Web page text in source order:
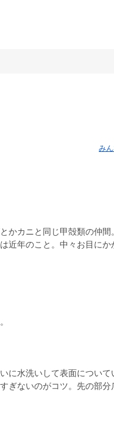
み
カニと同じ甲殻類の仲間。
近年のこと。中々お目にか
に水洗いして表面について
ぎないのがコツ。先の部分